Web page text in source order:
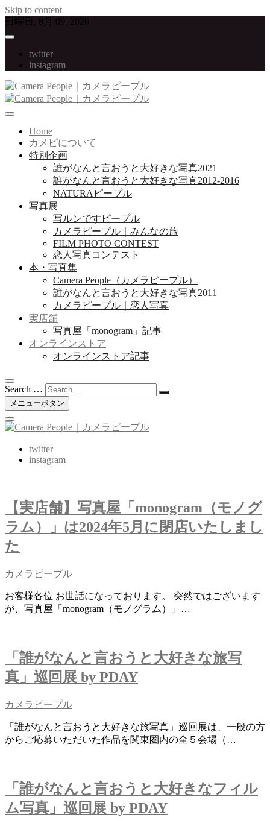
Skip to content
日曜日, 8月 09, 2026
twitter
instagram
Camera People｜カメラピープル
写真が大好きな人たちをつなげていくプロジェクト
Home
カメピについて
特別企画
誰がなんと言おうと大好きな写真2021
誰がなんと言おうと大好きな写真2012-2016
NATURAピープル
写真展
写ルンですピープル
カメラピープル｜みんなの旅
FILM PHOTO CONTEST
恋人写真コンテスト
本・写真集
Camera People（カメラピープル）
誰がなんと言おうと大好きな写真2011
カメラピープル｜恋人写真
実店舗
写真屋「monogram」記事
オンラインストア
オンラインストア記事
Search …
メニューボタン
twitter
instagram
【実店舗】写真屋「monogram（モノグ
ラム）」は2024年5月に閉店いたしまし
た
カメラピープル
お客様各位 お世話になっております。 突然ではございます
が、写真屋「monogram（モノグラム）」…
「誰がなんと言おうと大好きな旅写
真」巡回展 by PDAY
カメラピープル
「誰がなんと言おうと大好きな旅写真」巡回展は、一般の方
からご応募いただいた作品を関東圏内の全５会場（…
「誰がなんと言おうと大好きなフィル
ム写真」巡回展 by PDAY